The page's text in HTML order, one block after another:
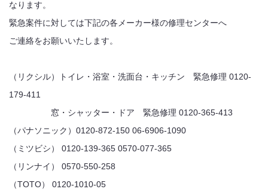
なります。
緊急案件に対しては下記の各メーカー様の修理センターへ
ご連絡をお願いいたします。
（リクシル）トイレ・浴室・洗面台・キッチン 緊急修理 0120-
179-411
窓・シャッター・ドア 緊急修理 0120-365-413
（パナソニック）0120-872-150 06-6906-1090
（ミツビシ） 0120-139-365 0570-077-365
（リンナイ） 0570-550-258
（TOTO） 0120-1010-05